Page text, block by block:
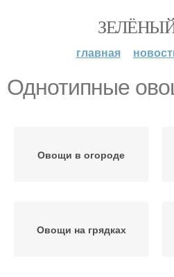
главная
Однотипные
Овощи в огороде
Овощи на грядках